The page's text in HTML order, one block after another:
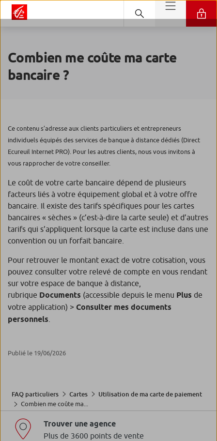
Combien me coûte ma carte
bancaire ?
Ce contenu s’adresse aux clients particuliers et entrepreneurs
individuels équipés des services de banque à distance dédiés (Direct
Ecureuil Internet PRO). Pour les autres clients, nous vous invitons à
vous rapprocher de votre conseiller.
Le coût de votre carte bancaire dépend de plusieurs
facteurs liés à votre équipement global et à votre offre
bancaire. Il existe des tarifs spécifiques pour les cartes
bancaires « sèches » (c’est-à-dire la carte seule) et d’autres
tarifs qui s’appliquent lorsque la carte est incluse dans une
convention ou un forfait bancaire.
Pour retrouver le montant exact de votre cotisation, vous
pouvez consulter votre relevé de compte en vous rendant
sur votre espace de banque à distance,
rubrique Documents (accessible depuis le menu Plus de
votre application) > Consulter mes documents
personnels
Publié le 19/06/2026
FAQ particuliers Cartes
Utilisation de ma carte de paiement
Combien me coûte ma...
Trouver une agence
Plus de 3600 points de vente